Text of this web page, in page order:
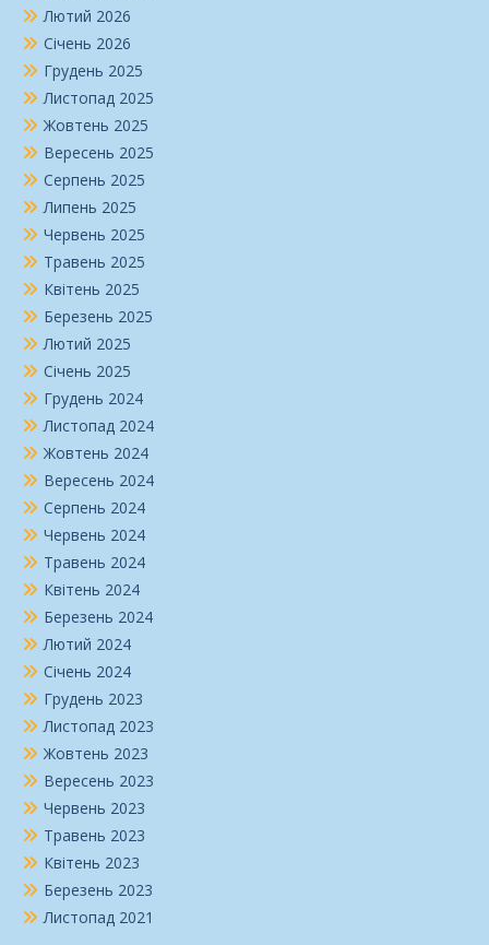
Лютий 2026
Січень 2026
Грудень 2025
Листопад 2025
Жовтень 2025
Вересень 2025
Серпень 2025
Липень 2025
Червень 2025
Травень 2025
Квітень 2025
Березень 2025
Лютий 2025
Січень 2025
Грудень 2024
Листопад 2024
Жовтень 2024
Вересень 2024
Серпень 2024
Червень 2024
Травень 2024
Квітень 2024
Березень 2024
Лютий 2024
Січень 2024
Грудень 2023
Листопад 2023
Жовтень 2023
Вересень 2023
Червень 2023
Травень 2023
Квітень 2023
Березень 2023
Листопад 2021